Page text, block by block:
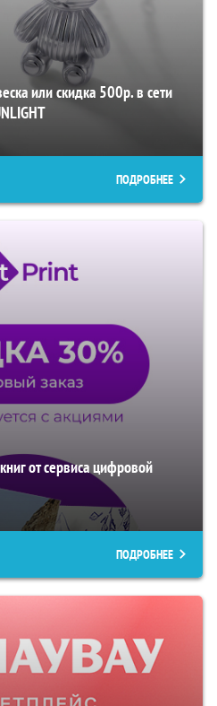
или скидка 500р. в сети
ПОДРОБНЕЕ
от сервиса цифровой
ПОДРОБНЕЕ